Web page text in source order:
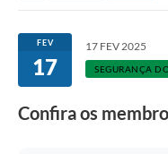
FEV
17
17 FEV 2025
SEGURANÇA
Confira os